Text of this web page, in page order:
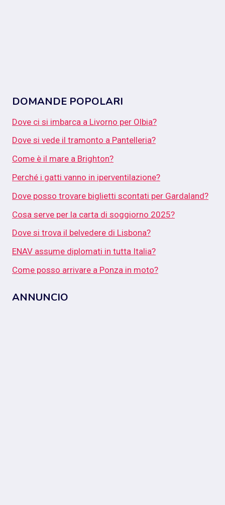
DOMANDE POPOLARI
Dove ci si imbarca a Livorno per Olbia?
Dove si vede il tramonto a Pantelleria?
Come è il mare a Brighton?
Perché i gatti vanno in iperventilazione?
Dove posso trovare biglietti scontati per Gardaland?
Cosa serve per la carta di soggiorno 2025?
Dove si trova il belvedere di Lisbona?
ENAV assume diplomati in tutta Italia?
Come posso arrivare a Ponza in moto?
ANNUNCIO